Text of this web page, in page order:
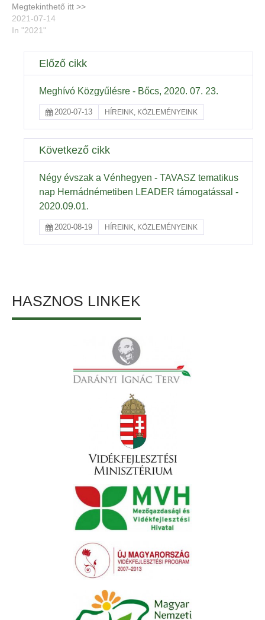
Megtekinthető itt >>
2021-07-14
In "2021"
Előző cikk
Meghívó Közgyűlésre - Bőcs, 2020. 07. 23.
2020-07-13 HÍREINK, KÖZLEMÉNYEINK
Következő cikk
Négy évszak a Vénhegyen - TAVASZ tematikus
nap Hernádnémetiben LEADER támogatással -
2020.09.01.
2020-08-19 HÍREINK, KÖZLEMÉNYEINK
HASZNOS LINKEK